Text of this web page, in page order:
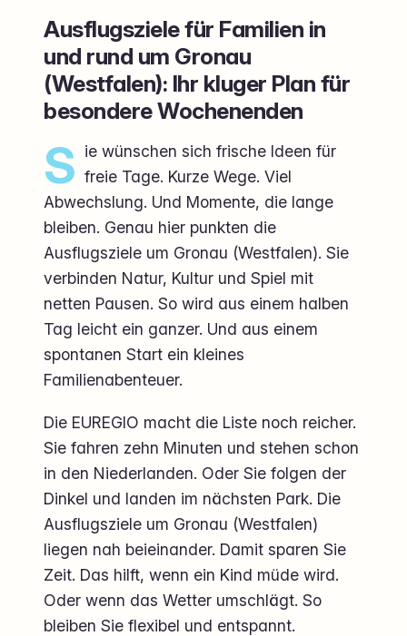
Ausflugsziele für Familien in
und rund um Gronau
(Westfalen): Ihr kluger Plan für
besondere Wochenenden
S ie wünschen sich frische Ideen für
freie Tage. Kurze Wege. Viel
Abwechslung. Und Momente, die lange
bleiben. Genau hier punkten die
Ausflugsziele um Gronau (Westfalen). Sie
verbinden Natur, Kultur und Spiel mit
netten Pausen. So wird aus einem halben
Tag leicht ein ganzer. Und aus einem
spontanen Start ein kleines
Familienabenteuer.
Die EUREGIO macht die Liste noch reicher.
Sie fahren zehn Minuten und stehen schon
in den Niederlanden. Oder Sie folgen der
Dinkel und landen im nächsten Park. Die
Ausflugsziele um Gronau (Westfalen)
liegen nah beieinander. Damit sparen Sie
Zeit. Das hilft, wenn ein Kind müde wird.
Oder wenn das Wetter umschlägt. So
bleiben Sie flexibel und entspannt.